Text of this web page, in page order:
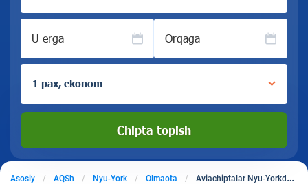
U erga Orqaga
1 pax, ekonom
Chipta topish
Asosiy AQSh Nyu-York Olmaota Aviachiptalar Nyu-Yorkdan Olmaotaga